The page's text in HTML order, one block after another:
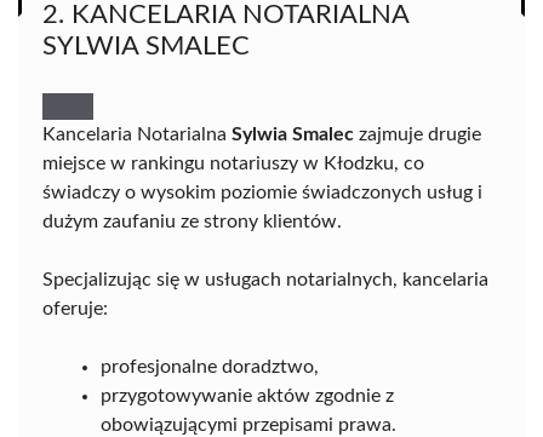
2. KANCELARIA NOTARIALNA
SYLWIA SMALEC
Kancelaria Notarialna Sylwia Smalec zajmuje drugie
miejsce w rankingu notariuszy w Kłodzku, co
świadczy o wysokim poziomie świadczonych usług i
dużym zaufaniu ze strony klientów.
Specjalizując się w usługach notarialnych, kancelaria
oferuje:
profesjonalne doradztwo,
przygotowywanie aktów zgodnie z
obowiązującymi przepisami prawa.